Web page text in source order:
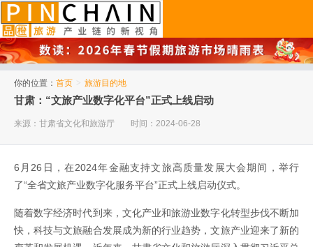
你的位置： 首页 > 旅游目的地
甘肃：“文旅产业数字化平台”正式上线启动
来源：甘肃省文化和旅游厅 时间：2024-06-28
6月26日，在2024年金融支持文旅高质量发展大会期间，举行
了“全省文旅产业数字化服务平台”正式上线启动仪式。
随着数字经济时代到来，文化产业和旅游业数字化转型步伐不断加
快，科技与文旅融合发展成为新的行业趋势，文旅产业迎来了新的